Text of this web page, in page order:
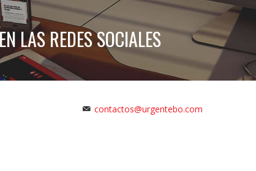
LAS REDES SOCIALES
contactos@urgentebo.com